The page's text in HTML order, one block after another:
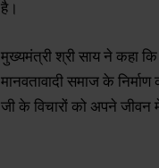
है।
मुख्यमंत्री श्री साय ने कहा
मानवतावादी समाज के
जी के विचारों को अपने